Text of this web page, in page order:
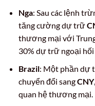
Nga: Sau các lệnh
tăng cường dự trữ
thương mại với
30% dự trữ ngoại hối
Brazil: Một phần dự
chuyển đổi sangCNY
quan hệ thương mại.